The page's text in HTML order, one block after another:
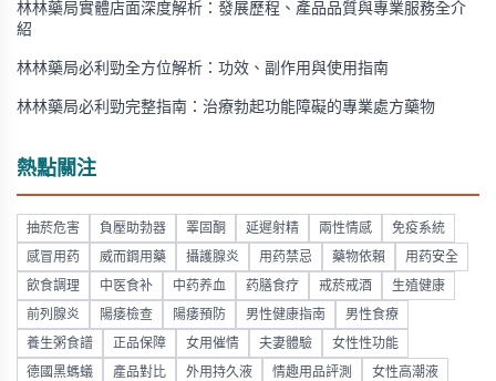
林林藥局實體店面深度解析：發展歷程、產品品質與專業服務全介
紹
林林藥局必利勁全方位解析：功效、副作用與使用指南
林林藥局必利勁完整指南：治療勃起功能障礙的專業處方藥物
熱點關注
抽菸危害 負壓助勃器 睪固酮 延遲射精 兩性情感 免疫系統
感冒用药 威而鋼用藥 攝護腺炎 用药禁忌 藥物依賴 用药安全
飲食調理 中医食补 中药养血 药膳食疗 戒菸戒酒 生殖健康
前列腺炎 陽痿檢查 陽痿預防 男性健康指南 男性食療
養生粥食譜 正品保障 女用催情 夫妻體驗 女性性功能
德國黑螞蟻 產品對比 外用持久液 情趣用品評測 女性高潮液